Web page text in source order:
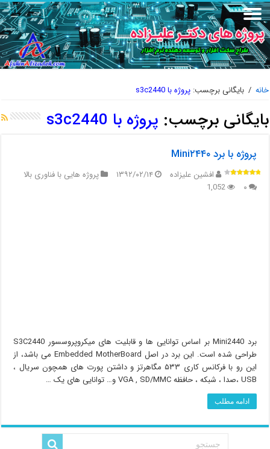
خانه / بایگانی برچسب:پروژه با s3c2440
بایگانی برچسب: پروژه با s3c2440
پروژه با برد Mini۲۴۴۰
افشین علیزاده ۱۳۹۲/۰۲/۱۴
پروژه هایی با فناوری بالا
۰
1,052
برد Mini2440 بر اساس توانایی ها و قابلیت های میکروپروسسور S3C2440
طراحی شده است. این برد در اصل Embedded MotherBoard می باشد، از
این رو با فرکانس کاری ۵۳۳ مگاهرتز و داشتن پورت های همچون سریال ،
USB ،صدا ، شبکه ، حافظه VGA , SD/MMC و… توانایی های یک …
ادامه مطلب